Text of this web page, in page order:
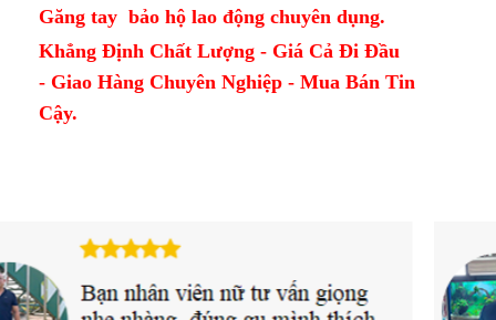
Găng tay bảo hộ lao động chuyên dụng.
Khẳng Định Chất Lượng - Giá Cả Đi Đầu
- Giao Hàng Chuyên Nghiệp - Mua Bán Tin
Cậy.